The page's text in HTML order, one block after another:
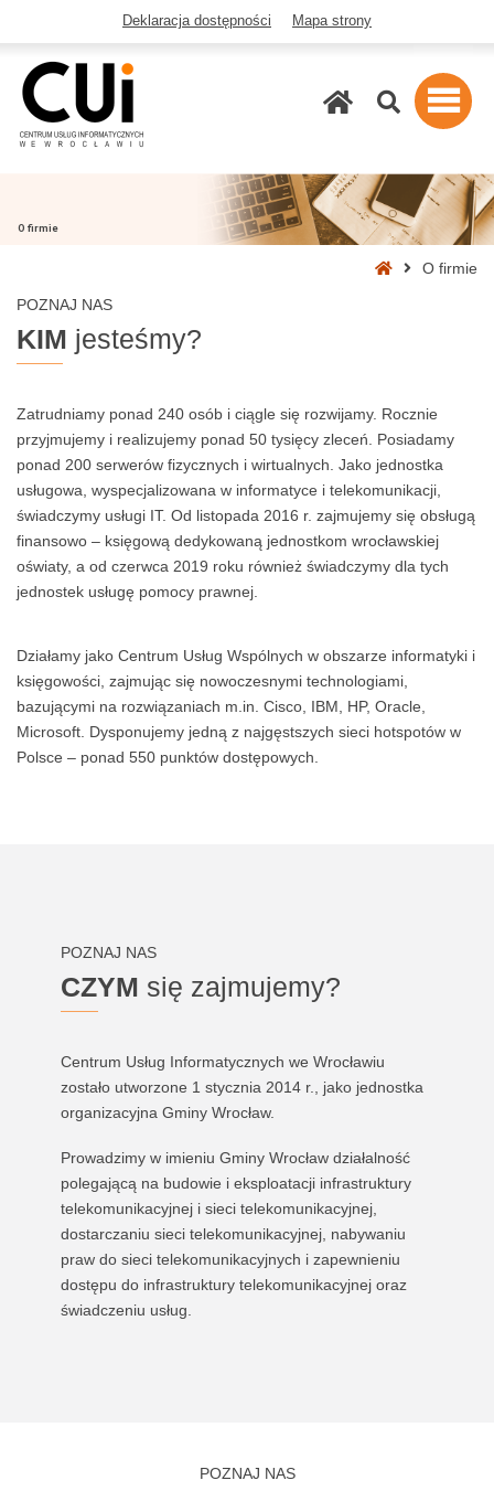
Deklaracja dostępności Mapa strony
Szukaj
O firmie
StronaO firmie
POZNAJ NAS
KIM jesteśmy?
Zatrudniamy ponad 240 osób i ciągle się rozwijamy. Rocznie
przyjmujemy i realizujemy ponad 50 tysięcy zleceń. Posiadamy
ponad 200 serwerów fizycznych i wirtualnych. Jako jednostka
usługowa, wyspecjalizowana w informatyce i telekomunikacji,
świadczymy usługi IT. Od listopada 2016 r. zajmujemy się obsługą
finansowo – księgową dedykowaną jednostkom wrocławskiej
oświaty, a od czerwca 2019 roku również świadczymy dla tych
jednostek usługę pomocy prawnej.
Działamy jako Centrum Usług Wspólnych w obszarze informatyki i
księgowości, zajmując się nowoczesnymi technologiami,
bazującymi na rozwiązaniach m.in. Cisco, IBM, HP, Oracle,
Microsoft. Dysponujemy jedną z najgęstszych sieci hotspotów w
Polsce – ponad 550 punktów dostępowych.
POZNAJ NAS
CZYM się zajmujemy?
Centrum Usług Informatycznych we Wrocławiu
zostało utworzone 1 stycznia 2014 r., jako jednostka
organizacyjna Gminy Wrocław.
Prowadzimy w imieniu Gminy Wrocław działalność
polegającą na budowie i eksploatacji infrastruktury
telekomunikacyjnej i sieci telekomunikacyjnej,
dostarczaniu sieci telekomunikacyjnej, nabywaniu
praw do sieci telekomunikacyjnych i zapewnieniu
dostępu do infrastruktury telekomunikacyjnej oraz
świadczeniu usług.
POZNAJ NAS